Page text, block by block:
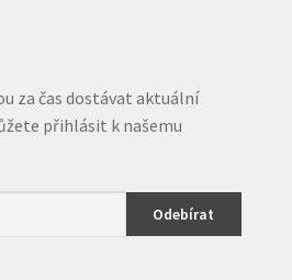
za čas dostávat aktuální
přihlásit k našemu